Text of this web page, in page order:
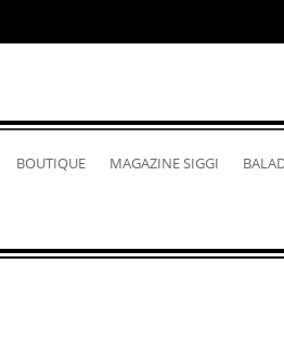
BOUTIQUE MAGAZINE SIGGI